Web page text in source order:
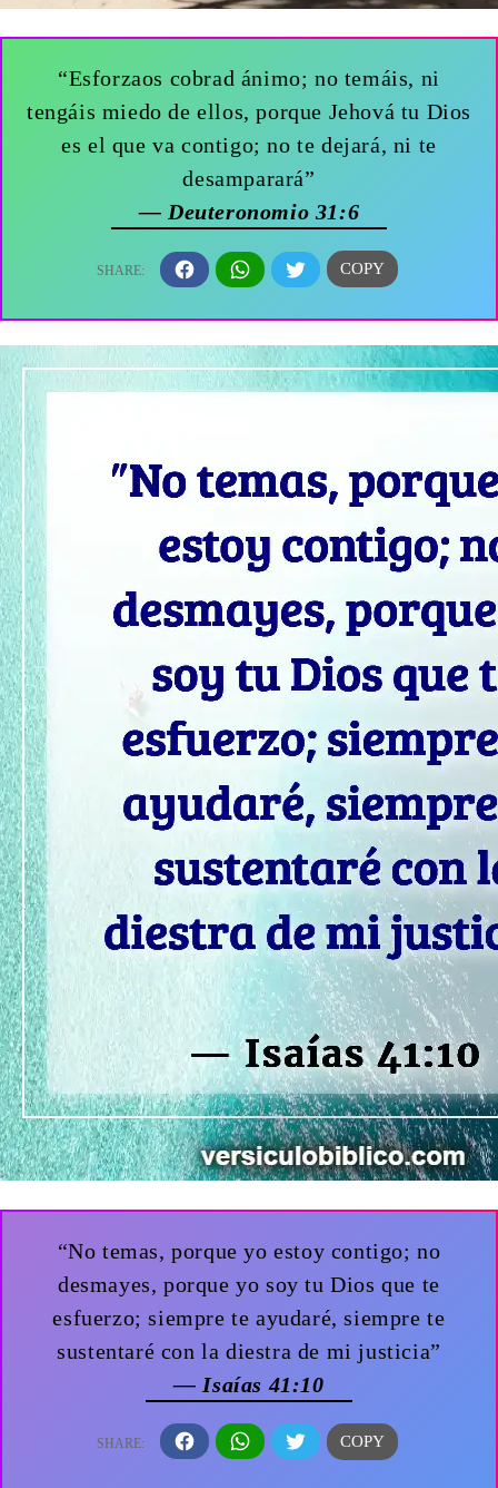
“Esforzaos cobrad ánimo; no temáis, ni
tengáis miedo de ellos, porque Jehová tu Dios
es el que va contigo; no te dejará, ni te
desamparará”
— Deuteronomio 31:6
“No temas, porque yo estoy contigo; no
desmayes, porque yo soy tu Dios que te
esfuerzo; siempre te ayudaré, siempre te
sustentaré con la diestra de mi justicia”
— Isaías 41:10